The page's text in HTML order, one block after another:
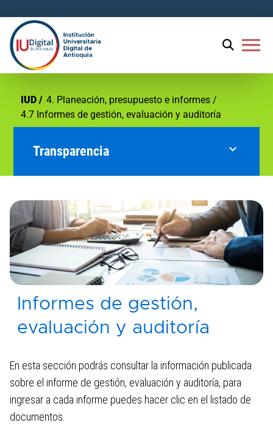
to
One
screen
reader.
Accessibility
screen
reader,
press
'Ctrl
shortcut
screen
reader
help
menu
IUD
4. Planeación, presupuesto e informes
4.7 Informes de gestión, evaluación y auditoría
Transparencia expand_more
2. Normativa
3. Contratación
4. Planeación, presupuesto e informes
4.1 Presupuesto general de ingresos,
financieros​​
4.2 Ejecución presupuestal
4.3 Plan de Acción
Informes de gestión,
evaluación y auditoría
En esta sección podrás consultar la información publicada
sobre el informe de gestión, evaluación y auditoría, para
ingresar a cada informe puedes hacer clic en el listado de
documentos.